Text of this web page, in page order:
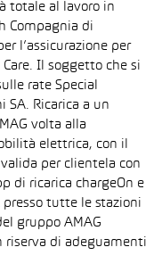
totale al lavoro in
Compagnia di
l’assicurazione per
Il soggetto che si
rate Special
SA. Ricarica a un
volta alla
elettrica, con il
per clientela con
di ricarica chargeOn e
tutte le stazioni
gruppo AMAG
riserva di adeguamenti